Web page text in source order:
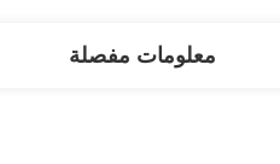
معلومات مفصلة